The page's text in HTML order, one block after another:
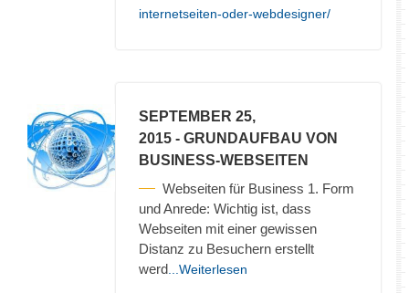
internetseiten-oder-webdesigner/
SEPTEMBER 25,
2015 - GRUNDAUFBAU VON
BUSINESS-WEBSEITEN
Webseiten für Business 1. Form
und Anrede: Wichtig ist, dass
Webseiten mit einer gewissen
Distanz zu Besuchern erstellt
werd ...Weiterlesen